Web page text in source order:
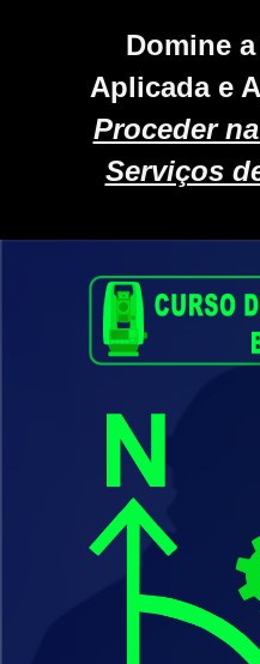
Domine
Aplicada e
Proceder
Serviços